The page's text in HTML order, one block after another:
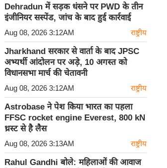
Dehradun में सड़क धंसने पर PWD के तीन
इंजीनियर सस्पेंड, जांच के बाद हुई कार्रवाई
Aug 08, 2026 3:12AM राष्ट्रीय
Jharkhand सरकार से वार्ता के बाद JPSC
अभ्यर्थी आंदोलन पर अड़े, 10 अगस्त को
विधानसभा मार्च की चेतावनी
Aug 08, 2026 3:12AM राष्ट्रीय
Astrobase ने पेश किया भारत का पहला
FFSC rocket engine Everest, 800 kN
थ्रस्ट से है लैस
Aug 08, 2026 3:13AM राष्ट्रीय
Rahul Gandhi बोले: महिलाओं की आवाज